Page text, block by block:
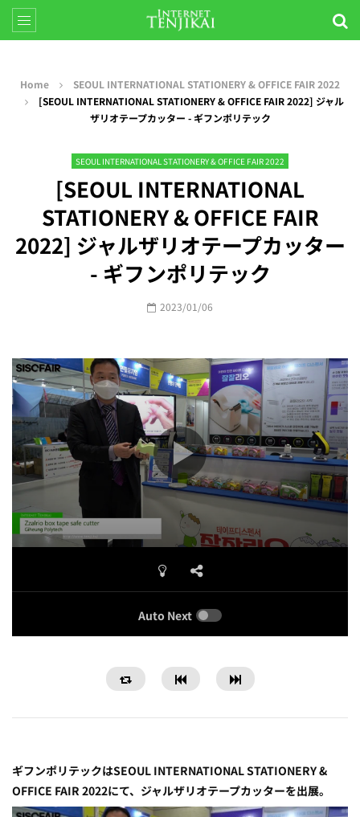
Home
SEOUL INTERNATIONAL STATIONERY & OFFICE FAIR 2022
[SEOUL INTERNATIONAL STATIONERY & OFFICE FAIR 2022] ジャル
ザリオテープカッター - ギフンポリテック
SEOUL INTERNATIONAL STATIONERY & OFFICE FAIR 2022
[SEOUL INTERNATIONAL
STATIONERY & OFFICE FAIR
2022] ジャルザリオテープカッター
- ギフンポリテック
2023/01/06
Auto Next
ギフンポリテックはSEOUL INTERNATIONAL STATIONERY &
OFFICE FAIR 2022にて、ジャルザリオテープカッターを出展。